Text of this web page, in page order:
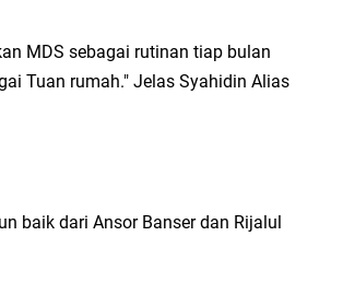
MDS sebagai rutinan tiap bulan
Tuan rumah." Jelas Syahidin Alias
baik dari Ansor Banser dan Rijalul